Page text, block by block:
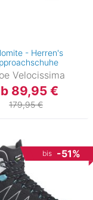
- Herren's
Velocissima
89,95 €
179,95 €
bis -51%